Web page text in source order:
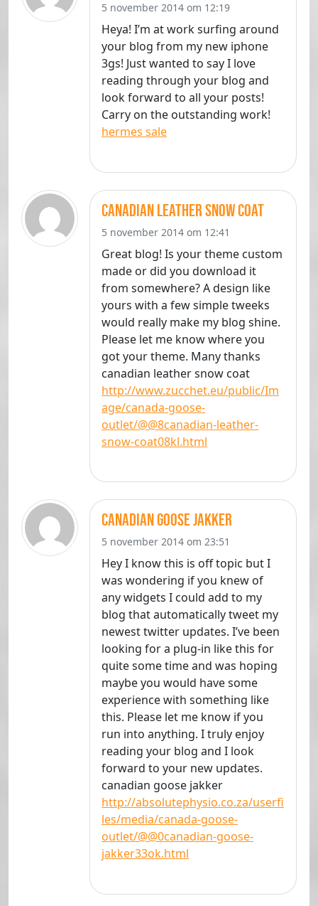
5 november 2014 om 12:19
Heya! I’m at work surfing around
your blog from my new iphone
3gs! Just wanted to say I love
reading through your blog and
look forward to all your posts!
Carry on the outstanding work!
hermes sale
canadian leather snow coat
5 november 2014 om 12:41
Great blog! Is your theme custom
made or did you download it
from somewhere? A design like
yours with a few simple tweeks
would really make my blog shine.
Please let me know where you
got your theme. Many thanks
canadian leather snow coat
http://www.zucchet.eu/public/Im
age/canada-goose-
outlet/@@8canadian-leather-
snow-coat08kl.html
canadian goose jakker
5 november 2014 om 23:51
Hey I know this is off topic but I
was wondering if you knew of
any widgets I could add to my
blog that automatically tweet my
newest twitter updates. I’ve been
looking for a plug-in like this for
quite some time and was hoping
maybe you would have some
experience with something like
this. Please let me know if you
run into anything. I truly enjoy
reading your blog and I look
forward to your new updates.
canadian goose jakker
http://absolutephysio.co.za/userfi
les/media/canada-goose-
outlet/@@0canadian-goose-
jakker33ok.html